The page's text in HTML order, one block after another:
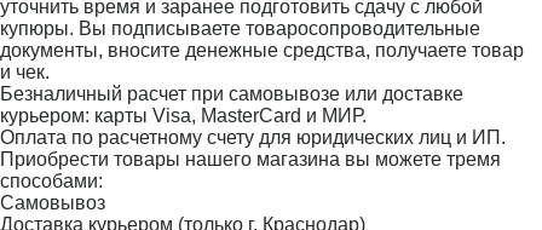
уточнить время и заранее подготовить сдачу с любой
купюры. Вы подписываете товаросопроводительные
документы, вносите денежные средства, получаете товар
и чек.
Безналичный расчет при самовывозе или доставке
курьером: карты Visa, MasterCard и МИР.
Оплата по расчетному счету для юридических лиц и ИП.
Приобрести товары нашего магазина вы можете тремя
способами:
Самовывоз
Доставка курьером (только г. Краснодар)